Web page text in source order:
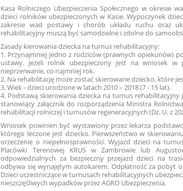
Kasa Rolniczego Ubezpieczenia Społecznego w okresie
dzieci rolników ubezpieczonych w Kasie. Wypoczynek
zakresie wad postawy i chorób układu ruchu oraz
rehabilitacyjny muszą być samodzielne i zdolne do
Zasady kierowania dziecka na turnus rehabilitacyjny:
1. Przynajmniej jedno z rodziców (prawnych opiekunów)
ustawy. Jeżeli rolnik ubezpieczony jest na wniosek w
nieprzerwanie, co najmniej rok.
2. Na rehabilitację może zostać skierowane dziecko, które
3. Wiek - dzieci urodzone w latach 2010 – 2018 (7 - 15 lat).
4. Podstawą skierowania dziecka na turnus
stanowiący załącznik do rozporządzenia Ministra
rehabilitacji rolniczej i turnusów regeneracyjnych (Dz. U. z
Wniosek powinien być wystawiony przez lekarza
którego leczone jest dziecko. Pierwszeństwo w
orzeczenie o niepełnosprawności. Wyjazd dzieci na
Placówki Terenowej KRUS w Zambrowie lub
odpowiedzialnych za bezpieczny przejazd dzieci na
odbywa się wynajętym autokarem. Odpłatność za pobyt
Dzieci uczestniczące w turnusach rehabilitacyjnych
nieszczęśliwych wypadków przez AGRO Ubezpieczenia.